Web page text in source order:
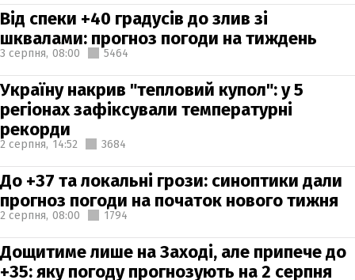
Від спеки +40 градусів до злив зі
шквалами: прогноз погоди на тиждень
3 серпня, 08:00 5464
Україну накрив "тепловий купол": у 5
регіонах зафіксували температурні
рекорди
2 серпня, 14:52 3684
До +37 та локальні грози: синоптики дали
прогноз погоди на початок нового тижня
2 серпня, 08:00 1794
Дощитиме лише на Заході, але припече до
+35: яку погоду прогнозують на 2 серпня